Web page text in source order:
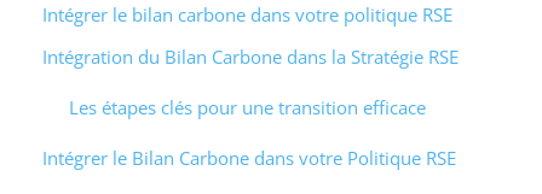
Intégrer le bilan carbone dans votre politique RSE
Intégration du Bilan Carbone dans la Stratégie RSE
Les étapes clés pour une transition efficace
Intégrer le Bilan Carbone dans votre Politique RSE